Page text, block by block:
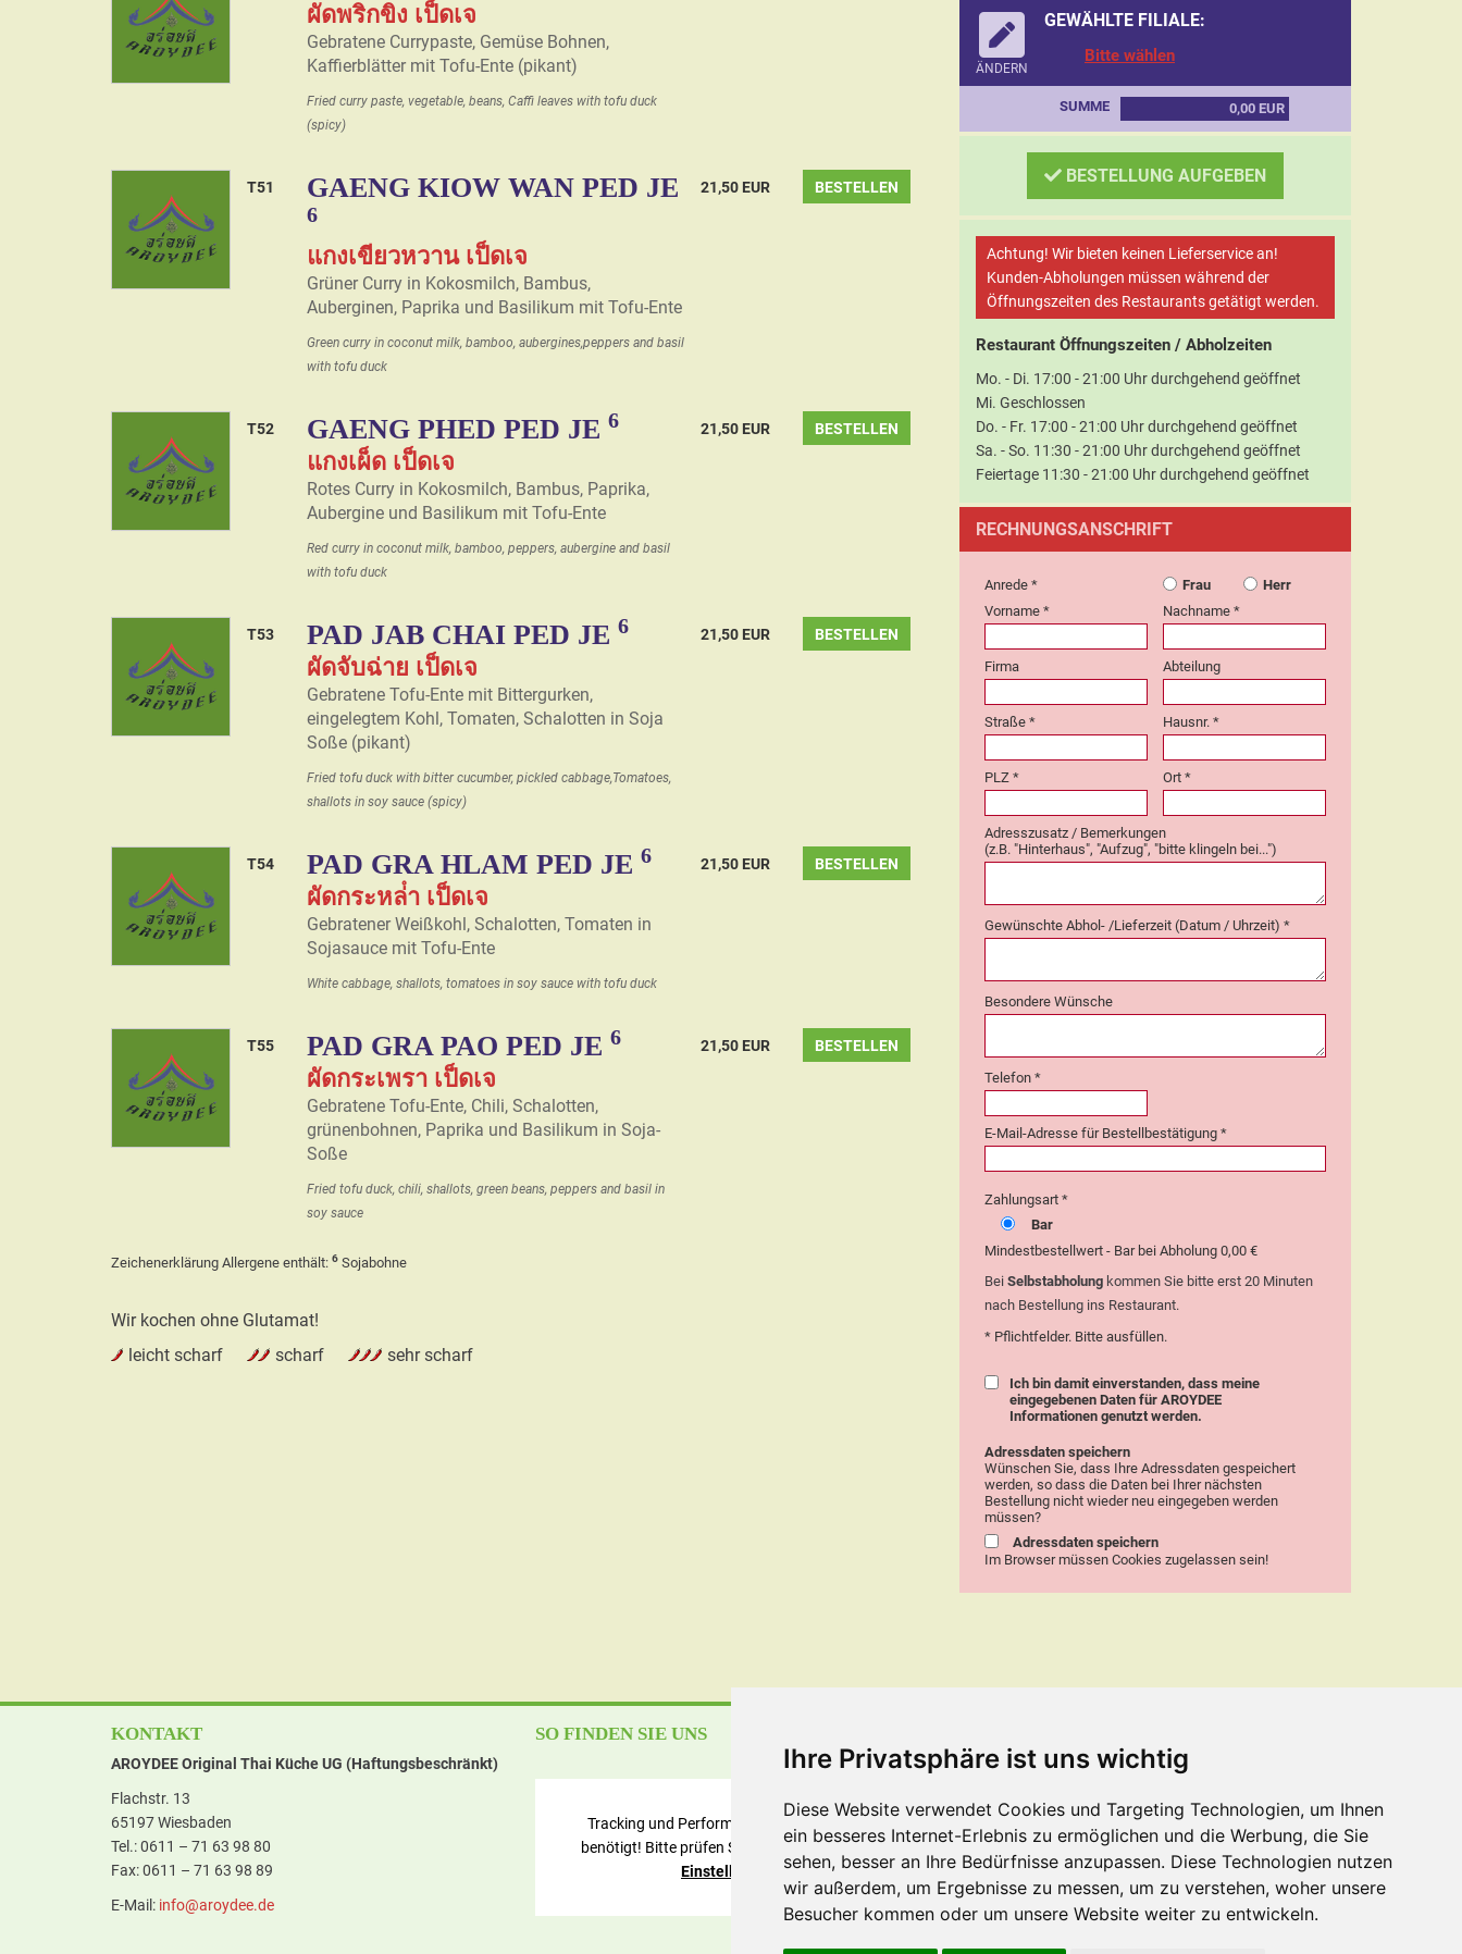
Ihre Privatsphäre ist uns wichtig
Diese Website verwendet Cookies und Targeting Technologien, um Ihnen
ein besseres Internet-Erlebnis zu ermöglichen und die Werbung, die Sie
sehen, besser an Ihre Bedürfnisse anzupassen. Diese Technologien nutzen
wir außerdem, um Ergebnisse zu messen, um zu verstehen, woher unsere
Besucher kommen oder um unsere Website weiter zu entwickeln.
ผัดพริกขิง เป็ดเจ
Gebratene Currypaste, Gemüse Bohnen,
Kaffierblätter mit Tofu-Ente (pikant)
Fried curry paste, vegetable, beans, Caffi leaves with tofu duck
(spicy)
T51 GAENG KIOW WAN PED JE
6
แกงเขียวหวาน เป็ดเจ
Grüner Curry in Kokosmilch, Bambus,
Auberginen, Paprika und Basilikum mit Tofu-Ente
Green curry in coconut milk, bamboo, aubergines,peppers and basil
with tofu duck
21,50 EUR BESTELLEN
T52 GAENG PHED PED JE 6
แกงเผ็ด เป็ดเจ
Rotes Curry in Kokosmilch, Bambus, Paprika,
Aubergine und Basilikum mit Tofu-Ente
Red curry in coconut milk, bamboo, peppers, aubergine and basil
with tofu duck
21,50 EUR BESTELLEN
T53 PAD JAB CHAI PED JE 6
ผัดจับฉ่าย เป็ดเจ
Gebratene Tofu-Ente mit Bittergurken,
eingelegtem Kohl, Tomaten, Schalotten in Soja
Soße (pikant)
Fried tofu duck with bitter cucumber, pickled cabbage,Tomatoes,
shallots in soy sauce (spicy)
21,50 EUR BESTELLEN
T54 PAD GRA HLAM PED JE 6
ผัดกระหล่ํา เป็ดเจ
Gebratener Weißkohl, Schalotten, Tomaten in
Sojasauce mit Tofu-Ente
White cabbage, shallots, tomatoes in soy sauce with tofu duck
21,50 EUR BESTELLEN
T55 PAD GRA PAO PED JE 6
ผัดกระเพรา เป็ดเจ
Gebratene Tofu-Ente, Chili, Schalotten,
grünenbohnen, Paprika und Basilikum in Soja-
Soße
Fried tofu duck, chili, shallots, green beans, peppers and basil in
soy sauce
21,50 EUR BESTELLEN
Zeichenerklärung Allergene enthält: 6 Sojabohne
Wir kochen ohne Glutamat!
leicht scharf
scharf sehr scharf
ÄNDERN
GEWÄHLTE FILIALE:
Bitte wählen
SUMME 0,00 EUR
BESTELLUNG AUFGEBEN
Achtung! Wir bieten keinen Lieferservice an!
Kunden-Abholungen müssen während der
Öffnungszeiten des Restaurants getätigt werden.
Restaurant Öffnungszeiten / Abholzeiten
Mo. - Di. 17:00 - 21:00 Uhr durchgehend geöffnet
Mi. Geschlossen
Do. - Fr. 17:00 - 21:00 Uhr durchgehend geöffnet
Sa. - So. 11:30 - 21:00 Uhr durchgehend geöffnet
Feiertage 11:30 - 21:00 Uhr durchgehend geöffnet
RECHNUNGSANSCHRIFT
Anrede * Frau
Herr
Vorname *
Nachname *
Firma Abteilung
Straße * Hausnr. *
PLZ * Ort *
Adresszusatz / Bemerkungen
(z.B. "Hinterhaus", "Aufzug", "bitte klingeln bei...")
Gewünschte Abhol- /Lieferzeit (Datum / Uhrzeit) *
Besondere Wünsche
Telefon *
E-Mail-Adresse für Bestellbestätigung *
Zahlungsart *
Bar
Mindestbestellwert - Bar bei Abholung 0,00 €
Bei Selbstabholung kommen Sie bitte erst 20 Minuten
nach Bestellung ins Restaurant.
* Pflichtfelder. Bitte ausfüllen.
Ich bin damit einverstanden, dass meine
eingegebenen Daten für AROYDEE
Informationen genutzt werden.
Adressdaten speichern
Wünschen Sie, dass Ihre Adressdaten gespeichert
werden, so dass die Daten bei Ihrer nächsten
Bestellung nicht wieder neu eingegeben werden
müssen?
Adressdaten speichern
Im Browser müssen Cookies zugelassen sein!
KONTAKT
AROYDEE Original Thai Küche UG (Haftungsbeschränkt)
Flachstr. 13
65197 Wiesbaden
Tel.: 0611 – 71 63 98 80
Fax: 0611 – 71 63 98 89
E-Mail: info@aroydee.de
SO FINDEN SIE UNS
Tracking und Performance Cookies werden
benötigt! Bitte prüfen Sie die
Cookie Consent
Einstellungen
Mo. - Di.
17:00 - 21:00 Uhr durchgehend geöffnet
Do. - Fr.
17:00 - 21:00 Uhr durchgehend geöffnet
Sa. - So.
11:30 - 21:00 Uhr durchgehend geöffnet
Feiertage
11:30 - 21:00 Uhr durchgehend geöffnet
NEU: jeden Sonntag geöffnet!